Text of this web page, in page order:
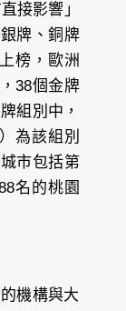
接影響」
牌、銅牌
榜，歐洲
38個金牌
組別中，
為該組別
市包括第
名的桃園
機構與大